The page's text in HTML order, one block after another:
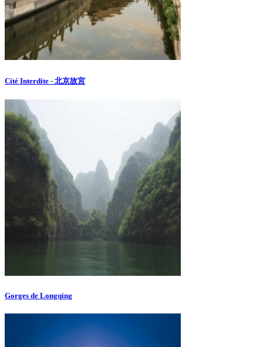
Cité Interdite - 北京故宮
Gorges de Longqing